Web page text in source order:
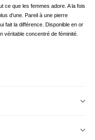
ce que les femmes adore. A la fois
d’une. Pareil à une pierre
fait la différence. Disponible en or
véritable concentré de féminité.